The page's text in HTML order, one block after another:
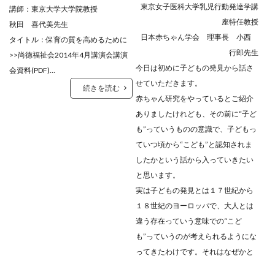
講師：東京大学大学院教授
秋田 喜代美先生
タイトル：保育の質を高めるために
>>尚徳福祉会2014年4月講演会講演
会資料(PDF)…
続きを読む
東京女子医科大学乳児行動発達学講
座特任教授
日本赤ちゃん学会 理事長 小西
行郎先生
今日は初めに子どもの発見から話さ
せていただきます。
赤ちゃん研究をやっているとご紹介
ありましたけれども、その前に“子ど
も”っていうものの意識で、子どもっ
ていつ頃から“こども”と認知されま
したかという話から入っていきたい
と思います。
実は子どもの発見とは１７世紀から
１８世紀のヨーロッパで、大人とは
違う存在っていう意味での“こど
も”っていうのが考えられるようにな
ってきたわけです。それはなぜかと